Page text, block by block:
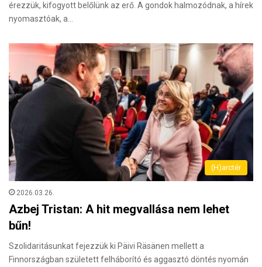
érezzük, kifogyott belőlünk az erő. A gondok halmozódnak, a hírek
nyomasztóak, a…
(H)arctér
2026.03.26.
Azbej Tristan: A hit megvallása nem lehet
bűn!
Szolidaritásunkat fejezzük ki Päivi Räsänen mellett a
Finnországban született felháborító és aggasztó döntés nyomán